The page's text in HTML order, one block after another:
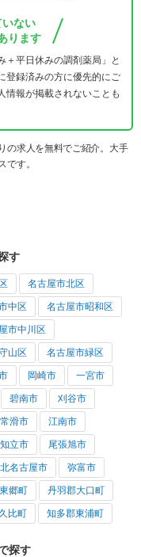
ない
ります
＋平日休みの調剤薬局」と
登録済みの方に優先的にご
情報が掲載されないことも
の求人を無料でご紹介。大手
です。
す
名古屋市北区
中区 名古屋市昭和区
市中川区
山区 名古屋市緑区
岡崎市 一宮市
碧南市 刈谷市
常滑市 江南市
知立市 尾張旭市
北名古屋市 弥富市
郷町 丹羽郡大口町
比町 知多郡東浦町
探す